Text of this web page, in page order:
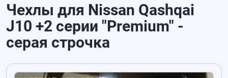
Чехлы для Nissan Qashqai
J10 +2 серии "Premium" -
серая строчка